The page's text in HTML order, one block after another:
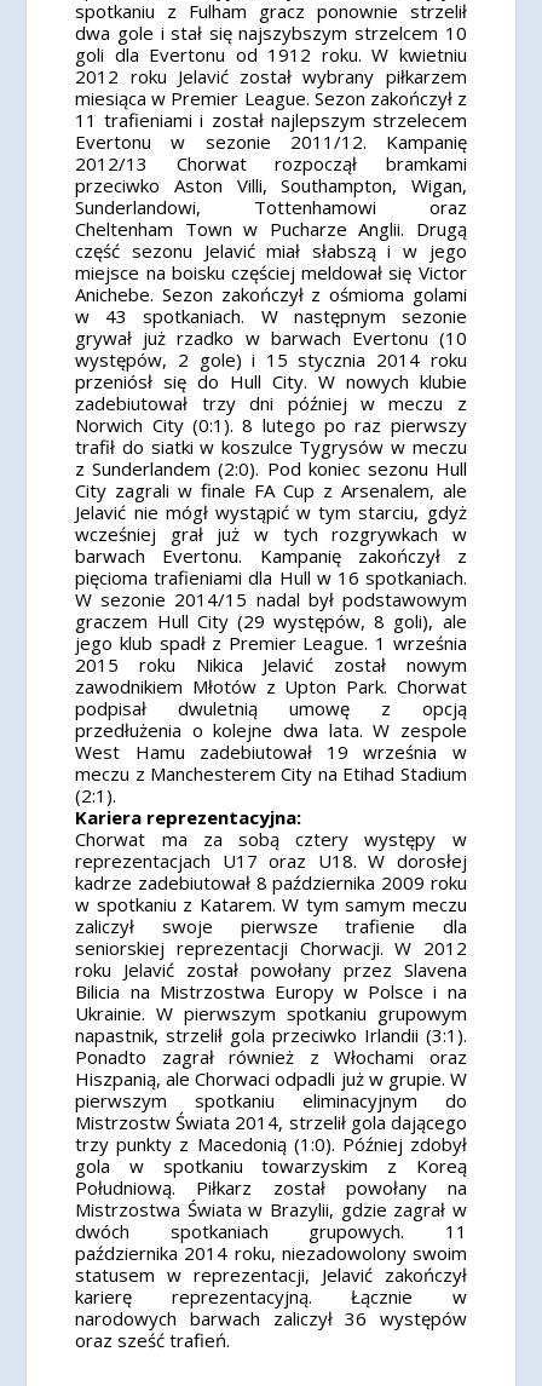
spotkaniu z Fulham gracz ponownie strzelił
dwa gole i stał się najszybszym strzelcem 10
goli dla Evertonu od 1912 roku. W kwietniu
2012 roku Jelavić został wybrany piłkarzem
miesiąca w Premier League. Sezon zakończył z
11 trafieniami i został najlepszym strzelecem
Evertonu w sezonie 2011/12. Kampanię
2012/13 Chorwat rozpoczął bramkami
przeciwko Aston Villi, Southampton, Wigan,
Sunderlandowi, Tottenhamowi oraz
Cheltenham Town w Pucharze Anglii. Drugą
część sezonu Jelavić miał słabszą i w jego
miejsce na boisku częściej meldował się Victor
Anichebe. Sezon zakończył z ośmioma golami
w 43 spotkaniach. W następnym sezonie
grywał już rzadko w barwach Evertonu (10
występów, 2 gole) i 15 stycznia 2014 roku
przeniósł się do Hull City. W nowych klubie
zadebiutował trzy dni później w meczu z
Norwich City (0:1). 8 lutego po raz pierwszy
trafił do siatki w koszulce Tygrysów w meczu
z Sunderlandem (2:0). Pod koniec sezonu Hull
City zagrali w finale FA Cup z Arsenalem, ale
Jelavić nie mógł wystąpić w tym starciu, gdyż
wcześniej grał już w tych rozgrywkach w
barwach Evertonu. Kampanię zakończył z
pięcioma trafieniami dla Hull w 16 spotkaniach.
W sezonie 2014/15 nadal był podstawowym
graczem Hull City (29 występów, 8 goli), ale
jego klub spadł z Premier League. 1 września
2015 roku Nikica Jelavić został nowym
zawodnikiem Młotów z Upton Park. Chorwat
podpisał dwuletnią umowę z opcją
przedłużenia o kolejne dwa lata. W zespole
West Hamu zadebiutował 19 września w
meczu z Manchesterem City na Etihad Stadium
(2:1).
Kariera reprezentacyjna:
Chorwat ma za sobą cztery występy w
reprezentacjach U17 oraz U18. W dorosłej
kadrze zadebiutował 8 października 2009 roku
w spotkaniu z Katarem. W tym samym meczu
zaliczył swoje pierwsze trafienie dla
seniorskiej reprezentacji Chorwacji. W 2012
roku Jelavić został powołany przez Slavena
Bilicia na Mistrzostwa Europy w Polsce i na
Ukrainie. W pierwszym spotkaniu grupowym
napastnik, strzelił gola przeciwko Irlandii (3:1).
Ponadto zagrał również z Włochami oraz
Hiszpanią, ale Chorwaci odpadli już w grupie. W
pierwszym spotkaniu eliminacyjnym do
Mistrzostw Świata 2014, strzelił gola dającego
trzy punkty z Macedonią (1:0). Później zdobył
gola w spotkaniu towarzyskim z Koreą
Południową. Piłkarz został powołany na
Mistrzostwa Świata w Brazylii, gdzie zagrał w
dwóch spotkaniach grupowych. 11
października 2014 roku, niezadowolony swoim
statusem w reprezentacji, Jelavić zakończył
karierę reprezentacyjną. Łącznie w
narodowych barwach zaliczył 36 występów
oraz sześć trafień.